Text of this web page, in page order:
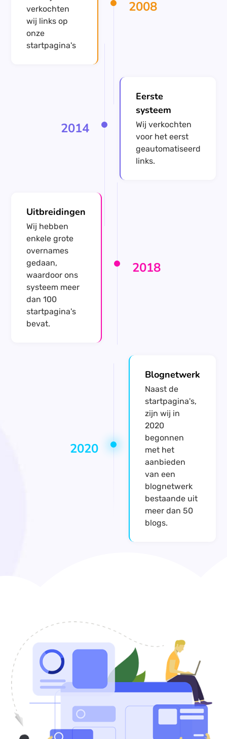
2008
verkochten
wij links op
onze
startpagina's
2014
Eerste
systeem
Wij verkochten
voor het eerst
geautomatiseerd
links.
2018
Uitbreidingen
Wij hebben
enkele grote
overnames
gedaan,
waardoor ons
systeem meer
dan 100
startpagina's
bevat.
2020
Blognetwerk
Naast de
startpagina's,
zijn wij in
2020
begonnen
met het
aanbieden
van een
blognetwerk
bestaande uit
meer dan 50
blogs.